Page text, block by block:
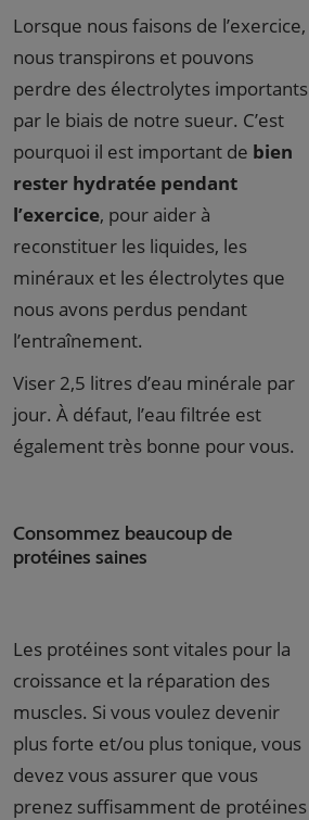
Lorsque nous faisons de l’exercice,
nous transpirons et pouvons
perdre des électrolytes importants
par le biais de notre sueur. C’est
pourquoi il est important de bien
rester hydratée pendant
l’exercice, pour aider à
reconstituer les liquides, les
minéraux et les électrolytes que
nous avons perdus pendant
l’entraînement.
Viser 2,5 litres d’eau minérale par
jour. À défaut, l’eau filtrée est
également très bonne pour vous.
Consommez beaucoup de
protéines saines
Les protéines sont vitales pour la
croissance et la réparation des
muscles. Si vous voulez devenir
plus forte et/ou plus tonique, vous
devez vous assurer que vous
prenez suffisamment de protéines